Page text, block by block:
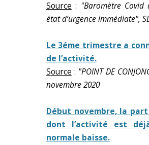
Source : "Baromètre Covid
état d’urgence immédiate",
Le 3éme trimestre a
de l’activité.
Source : "POINT DE
novembre 2020
Début novembre, la
dont l’activité est
normale baisse.